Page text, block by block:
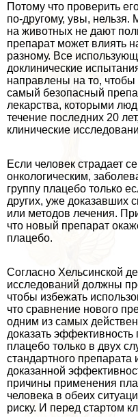
Потому что проверить
по-другому, увы,
на животных не дают
препарат может влиять
разному. Все
доклинические
направлены на то,
самый безопасный
лекарства, которыми
течение последних 20
клинические
Если человек страдает
oнкoлoгическим,
группу плацебо только
других, уже доказавших
или методов лечения.
что новый препарат
плацебо.
Согласно Хельсинской
исследований должны
чтобы избежать
что сравнение нового
одним из самых
доказать
плацебо только в двух
стандартного
доказанной
причины применения
человека в обеих
риску. И перед стартом